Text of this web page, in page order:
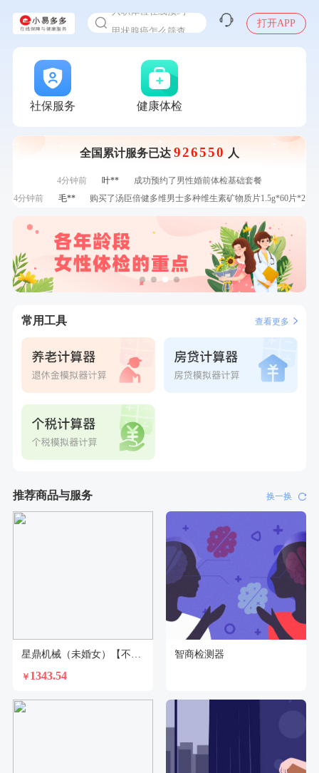
打开APP
社保服务 健康体检
全国累计服务已达 926550 人
7分钟前
王*
购买了公牛环球旅行转换器—L07
刚刚
林**
购买了小熊电烤箱 DKX-F10M6
刚刚
成功预约了心脑血管强化体检套餐
刚刚
成功预约了心脑血管强化体检套餐
1分钟前
成功预约了标准体检套餐（男）
购买了姚朵朵-1000g粗粮生活礼盒
2分钟前
郑**
成功预约了脑血管系统套餐
4分钟前
叶**
成功预约了男性婚前体检基础套餐
4分钟前
毛**
购买了汤臣倍健多维男士多种维生素矿物质片1.5g*60片*2
成功预约青春体检卡（女）
7分钟前
林**
成功预约糖尿病强化体检套餐
7分钟前
王*
购买了公牛环球旅行转换器—L07
购买了小熊电烤箱 DKX-F10M6
常用工具 查看更多
推荐商品与服务 换一换
￥ 1343.54
智商检测器